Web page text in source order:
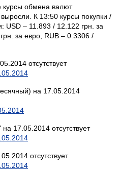
курсы обмена валют
К 13:50 курсы покупки /
USD – 11.893 / 12.122 грн. за
за евро, RUB – 0.3306 /
отсутствует
на 17.05.2014
17.05.2014 отсутствует
отсутствует